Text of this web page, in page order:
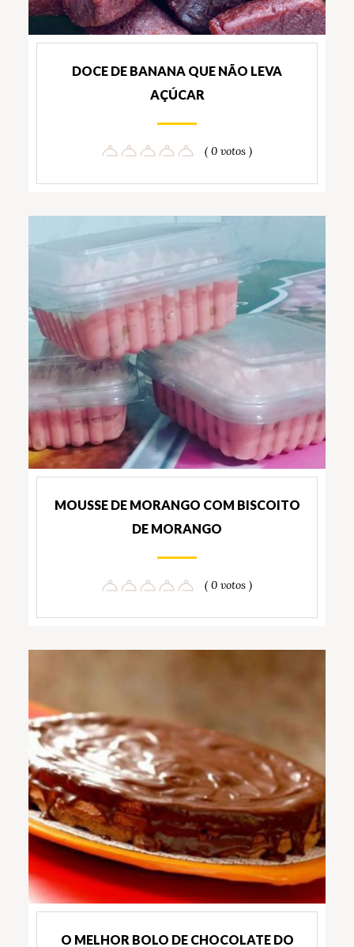
DOCE DE BANANA QUE NÃO LEVA
AÇÚCAR
( 0 votos )
MOUSSE DE MORANGO COM BISCOITO
DE MORANGO
( 0 votos )
O MELHOR BOLO DE CHOCOLATE DO